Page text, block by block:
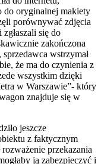
do oryginalnej makiety
porównywać zdjęcia
się do
zakończona
wstrzymał
że ma do czynienia z
wszystkim dzięki
w Warszawie”- który
znajduje się w
jeszcze
z faktycznym
przekazania
ją zabezpieczyć i